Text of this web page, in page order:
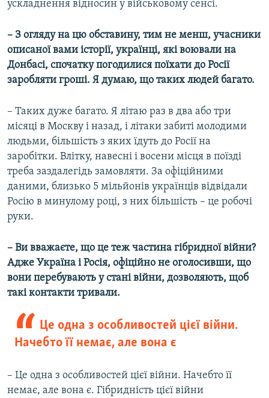
ускладнення відносин у військовому сенсі.
– З огляду на цю обставину, тим не менш, учасники
описаної вами історії, українці, які воювали на
Донбасі, спочатку погодилися поїхати до Росії
заробляти гроші. Я думаю, що таких людей багато.
– Таких дуже багато. Я літаю раз в два або три
місяці в Москву і назад, і літаки забиті молодими
людьми, більшість з яких їдуть до Росії на
заробітки. Влітку, навесні і восени місця в поїзді
треба заздалегідь замовляти. За офіційними
даними, близько 5 мільйонів українців відвідали
Росію в минулому році, з них більшість – це робочі
руки.
– Ви вважаєте, що це теж частина гібридної війни?
Адже Україна і Росія, офіційно не оголосивши, що
вони перебувають у стані війни, дозволяють, щоб
такі контакти тривали.
Це одна з особливостей цієї війни.
Начебто її немає, але вона є
– Це одна з особливостей цієї війни. Начебто її
немає, але вона є. Гібридність цієї війни